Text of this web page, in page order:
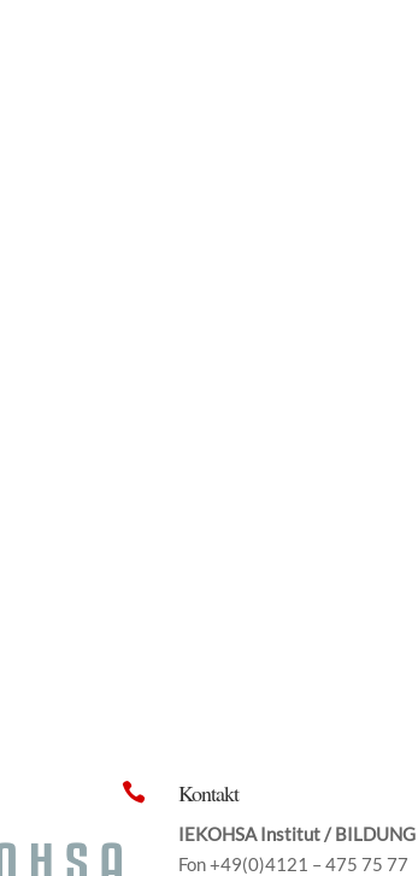
 Kontakt
IEKOHSA Institut / BILDUNG
Fon +49(0)4121 – 475 75 77